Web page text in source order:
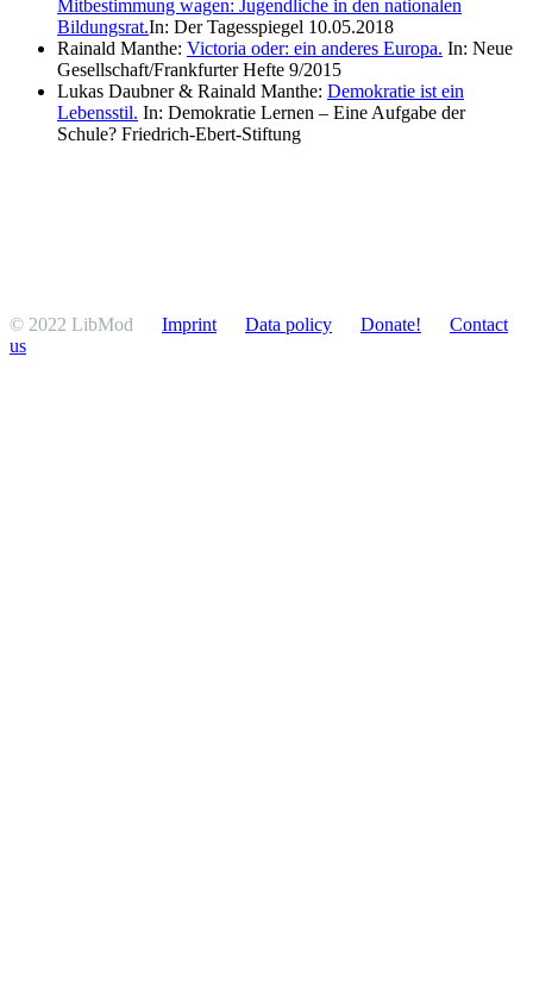
Mitbes­timmung wagen: Jugendliche in den nationalen
Bildungsrat.In: Der Tagesspiegel 10.05.2018
Rainald Manthe: Victoria oder: ein anderes Europa. In: Neue
Gesellschaft/​Frankfurter Hefte 9/​2015
Lukas Daubner & Rainald Manthe: Demokratie ist ein
Lebensstil. In: Demokratie Lernen – Eine Aufgabe der
Schule? Friedrich-Ebert-Stiftung
© 2022 LibMod Imprint Data policy Donate!
Contact
us